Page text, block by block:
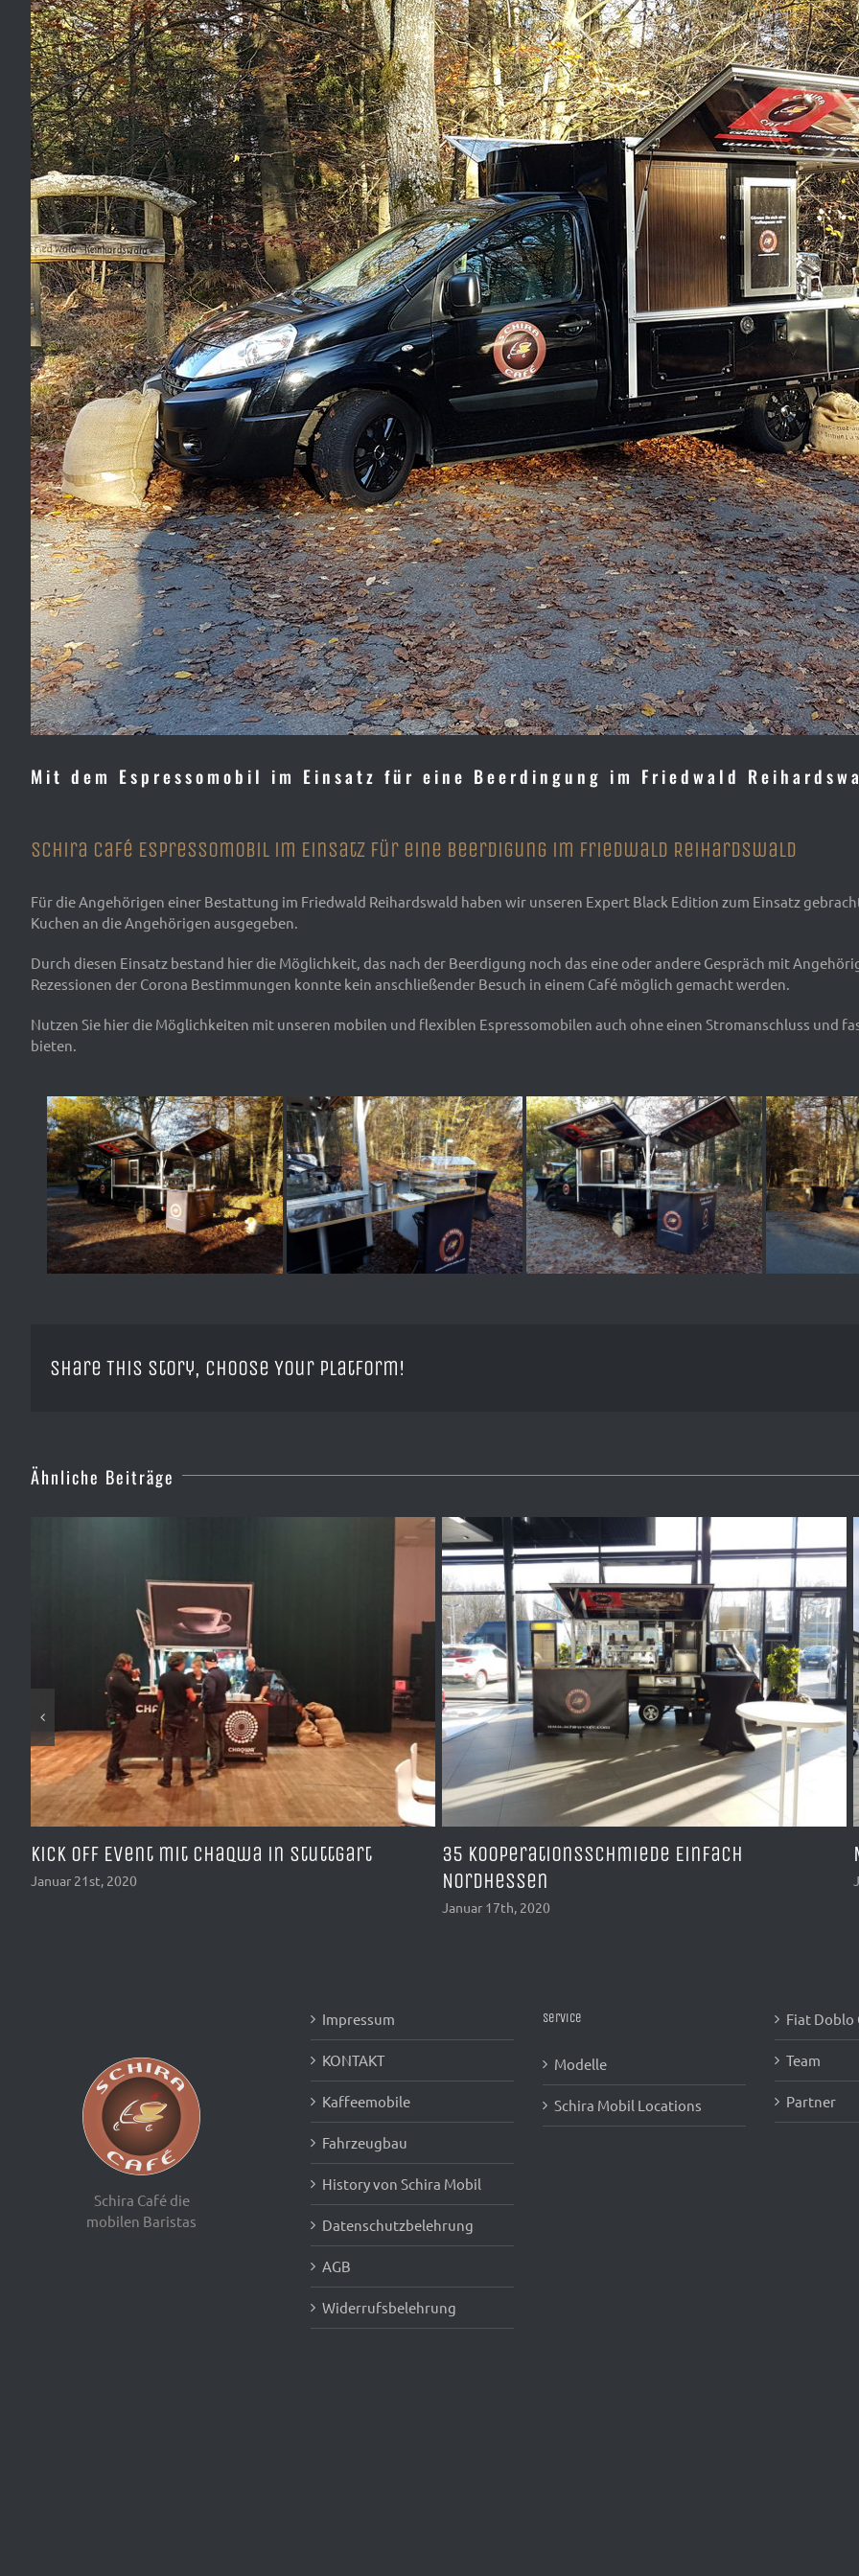
Mit dem Espressomobil im Einsatz für eine Beerdingung im Friedwald
Schira Café Espressomobil im Einsatz für eine Beerdigung im Friedwald Reihardswald
Für die Angehörigen einer Bestattung im Friedwald Reihardswald haben wir unseren Expert Black Edition zum Einsatz
Kuchen an die Angehörigen ausgegeben.
Durch diesen Einsatz bestand hier die Möglichkeit, das nach der Beerdigung noch das eine oder andere Gespräch mit
Rezessionen der Corona Bestimmungen konnte kein anschließender Besuch in einem Café möglich gemacht werden.
Nutzen Sie hier die Möglichkeiten mit unseren mobilen und flexiblen Espressomobilen auch ohne einen Stromanschluss und
bieten.
Share This Story, Choose Your Platform!
Ähnliche Beiträge
35 Kooperationsschmiede Einfach
Nordhessen
McCafé Roadshow mit Radio Energy Sachsen
Januar 14th, 2020
Schira Café die
mobilen Baristas
Impressum
KONTAKT
Kaffeemobile
Fahrzeugbau
History von Schira Mobil
Datenschutzbelehrung
AGB
Widerrufsbelehrung
Service
Modelle
Schira Mobil Locations
Fiat Doblo
Team
Partner